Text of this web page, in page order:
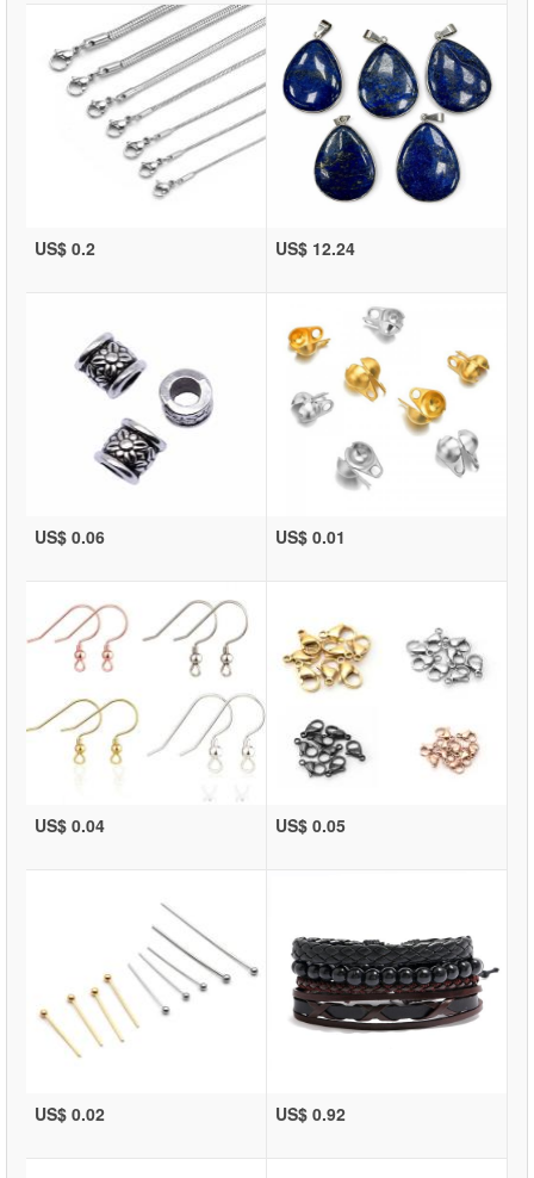
US$ 0.2 US$ 12.24
US$ 0.06 US$ 0.01
US$ 0.04 US$ 0.05
US$ 0.02 US$ 0.92